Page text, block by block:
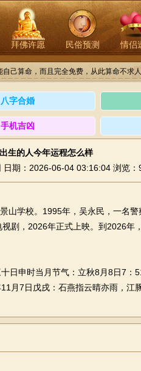
拜佛许愿 民俗预测 情侣
己算命，而且完全免费，从此算命不求人
八字合婚
手机吉凶
生的人今年运程怎么样
日期：2026-06-04 03:16:04 浏览：
学校。1995年，吴永民，一名警
剧，2026年正式上映。到2026年
申时当月节气：立秋8月8日7：
月7日戊戌：石燕指云晴亦雨，江